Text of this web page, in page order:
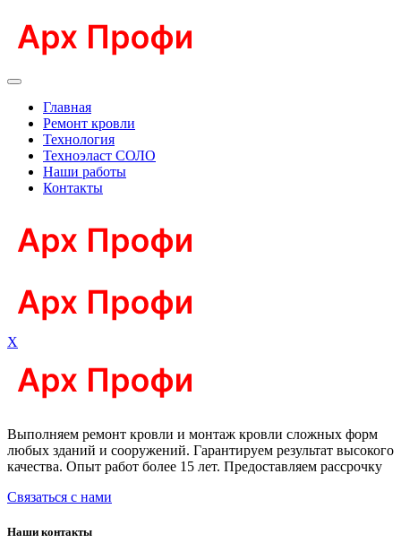
Главная
Ремонт кровли
Технология
Техноэласт СОЛО
Наши работы
Контакты
X
Выполняем ремонт кровли и монтаж кровли сложных форм
любых зданий и сооружений. Гарантируем результат высокого
качества. Опыт работ более 15 лет. Предоставляем рассрочку
Связаться с нами
Наши контакты